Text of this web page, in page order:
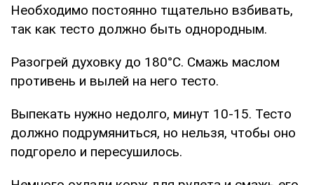
Необходимо постоянно тщательно взбивать,
так как тесто должно быть однородным.
Разогрей духовку до 180°С. Смажь маслом
противень и вылей на него тесто.
Выпекать нужно недолго, минут 10-15. Тесто
должно подрумяниться, но нельзя, чтобы оно
подгорело и пересушилось.